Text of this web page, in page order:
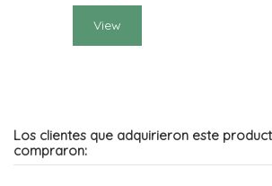
View
Los clientes que adquirieron este
compraron: